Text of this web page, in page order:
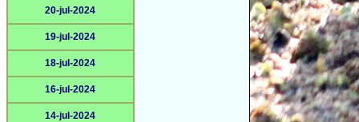
20-jul-2024
19-jul-2024
18-jul-2024
16-jul-2024
14-jul-2024